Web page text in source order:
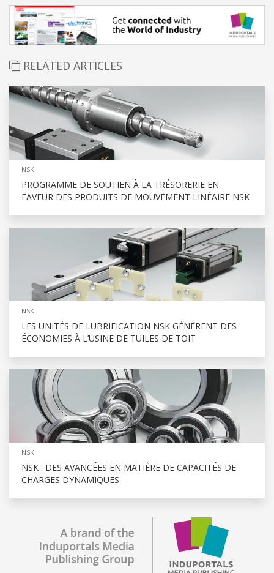
RELATED ARTICLES
NSK
PROGRAMME DE SOUTIEN À LA TRÉSORERIE EN
FAVEUR DES PRODUITS DE MOUVEMENT LINÉAIRE NSK
NSK
LES UNITÉS DE LUBRIFICATION NSK GÉNÈRENT DES
ÉCONOMIES À L’USINE DE TUILES DE TOIT
NSK
NSK : DES AVANCÉES EN MATIÈRE DE CAPACITÉS DE
CHARGES DYNAMIQUES